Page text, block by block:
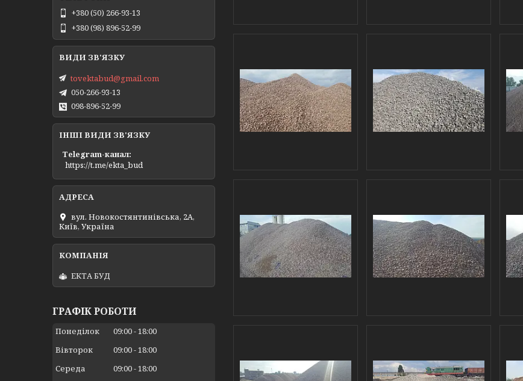
+380 (50) 266-93-13
+380 (98) 896-52-99
tovektabud@gmail.com
050-266-93-13
098-896-52-99
ІНШІ ВИДИ ЗВ'ЯЗКУ
Telegram-канал
https://t.me/ekta_bud
вул. Новокостянтинівська, 2А,
Київ, Україна
ЕКТА БУД
ГРАФІК РОБОТИ
Понеділок 09:00 18:00
Вівторок
09:00 18:00
Середа
09:00 18:00